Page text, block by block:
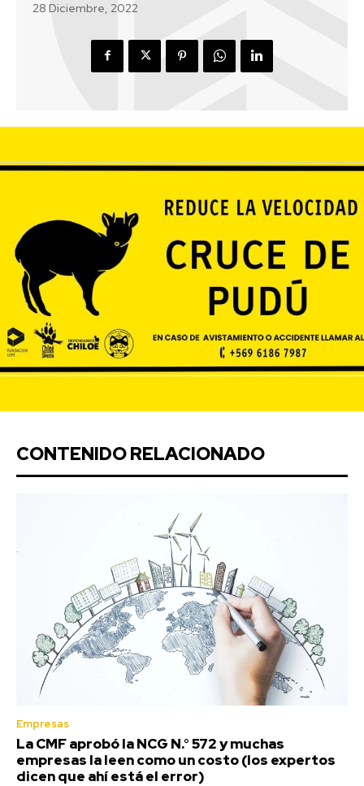
28 Diciembre, 2022
CONTENIDO RELACIONADO
Empresas
La CMF aprobó la NCG N.° 572 y muchas
empresas la leen como un costo (los expertos
dicen que ahí está el error)